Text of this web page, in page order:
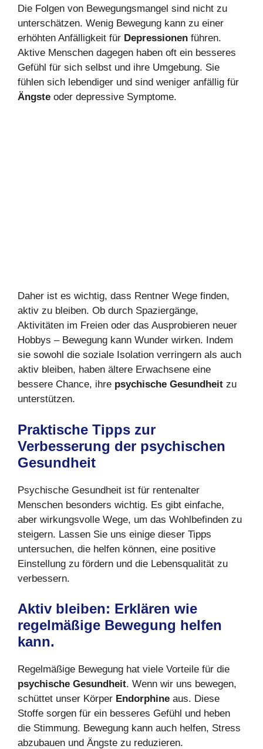
Die Folgen von Bewegungsmangel sind nicht zu
unterschätzen. Wenig Bewegung kann zu einer
erhöhten Anfälligkeit für Depressionen führen.
Aktive Menschen dagegen haben oft ein besseres
Gefühl für sich selbst und ihre Umgebung. Sie
fühlen sich lebendiger und sind weniger anfällig für
Ängste oder depressive Symptome.
Daher ist es wichtig, dass Rentner Wege finden,
aktiv zu bleiben. Ob durch Spaziergänge,
Aktivitäten im Freien oder das Ausprobieren neuer
Hobbys – Bewegung kann Wunder wirken. Indem
sie sowohl die soziale Isolation verringern als auch
aktiv bleiben, haben ältere Erwachsene eine
bessere Chance, ihre psychische Gesundheit zu
unterstützen.
Praktische Tipps zur
Verbesserung der psychischen
Gesundheit
Psychische Gesundheit ist für rentenalter
Menschen besonders wichtig. Es gibt einfache,
aber wirkungsvolle Wege, um das Wohlbefinden zu
steigern. Lassen Sie uns einige dieser Tipps
untersuchen, die helfen können, eine positive
Einstellung zu fördern und die Lebensqualität zu
verbessern.
Aktiv bleiben: Erklären wie
regelmäßige Bewegung helfen
kann.
Regelmäßige Bewegung hat viele Vorteile für die
psychische Gesundheit. Wenn wir uns bewegen,
schüttet unser Körper Endorphine aus. Diese
Stoffe sorgen für ein besseres Gefühl und heben
die Stimmung. Bewegung kann auch helfen, Stress
abzubauen und Ängste zu reduzieren.